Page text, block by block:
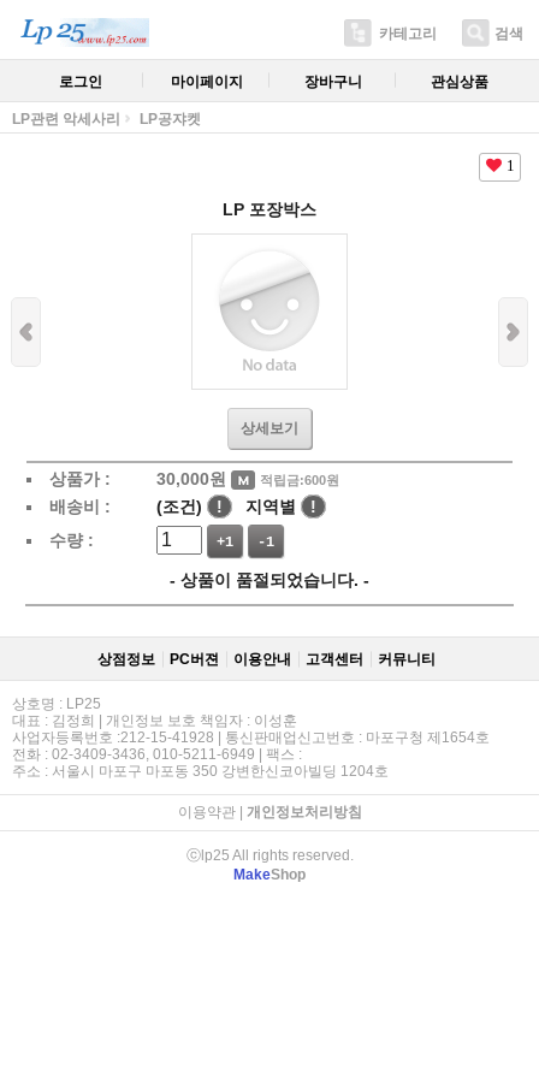
카테고리 검색
로그인 마이페이지 장바구니 관심상품
LP관련 악세사리 LP공쟈켓
1
LP 포장박스
상세보기
상품가 : 30,000원 적립금:600원
배송비 : (조건) ! 지역별
!
수량 :
+1 -1
- 상품이 품절되었습니다. -
상점정보 PC버젼 이용안내 고객센터 커뮤니티
상호명 : LP25
대표 : 김정희 | 개인정보 보호 책임자 : 이성훈
사업자등록번호 :212-15-41928 | 통신판매업신고번호 : 마포구청 제1654호
전화 : 02-3409-3436, 010-5211-6949 | 팩스 :
주소 : 서울시 마포구 마포동 350 강변한신코아빌딩 1204호
이용약관| 개인정보처리방침
ⓒlp25 All rights reserved.
MakeShop